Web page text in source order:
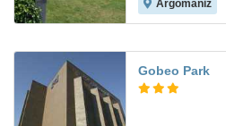
Argomaniz
Gobeo Park